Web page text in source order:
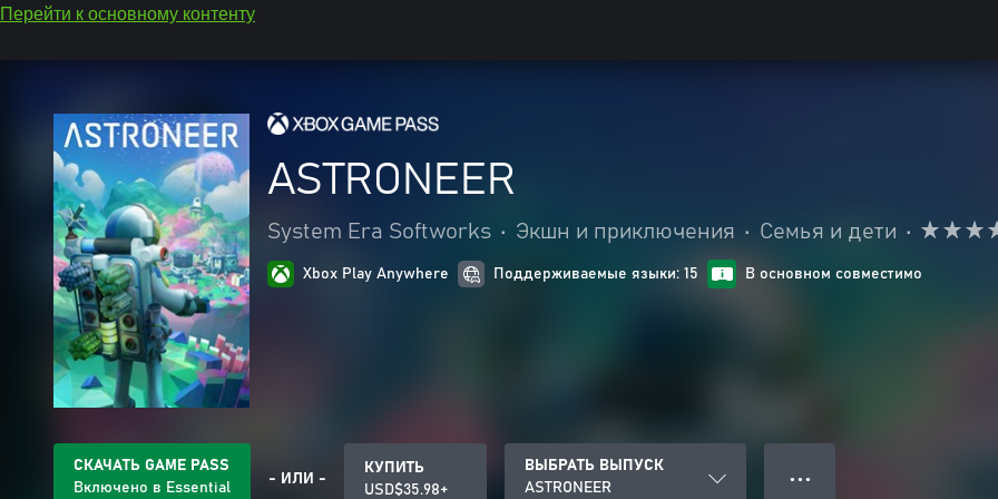
Перейти к основному контенту
ASTRONEER
System Era Softworks • Экшн и приключения • Семья и дети •
Xbox Play Anywhere Поддерживаемые языки: 15 В основном совместимо
СКАЧАТЬ GAME PASS
Включено в Essential
- ИЛИ -
КУПИТЬ
USD$35.98+
ВЫБРАТЬ ВЫПУСК
ASTRONEER
● ● ●